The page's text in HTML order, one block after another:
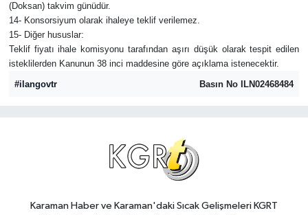
(Doksan) takvim günüdür.
14- Konsorsiyum olarak ihaleye teklif verilemez.
15- Diğer hususlar:
Teklif fiyatı ihale komisyonu tarafından aşırı düşük olarak tespit edilen
isteklilerden Kanunun 38 inci maddesine göre açıklama istenecektir.
#ilangovtr
Basın No ILN02468484
Karaman Haber ve Karaman'daki Sıcak Gelişmeleri KGRT